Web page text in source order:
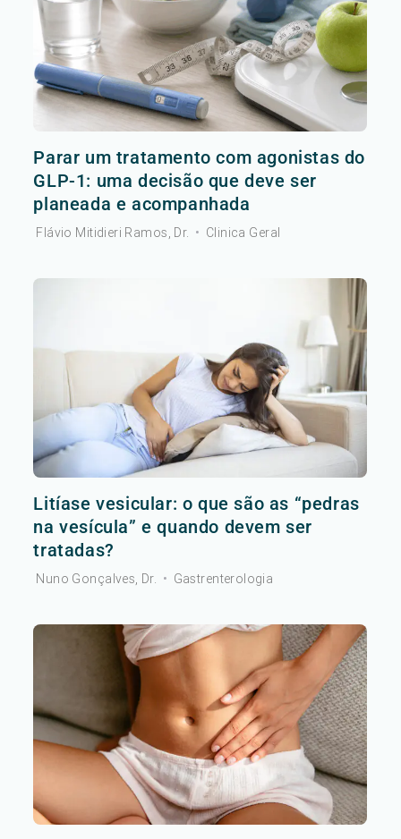
Parar um tratamento com agonistas do
GLP-1: uma decisão que deve ser
planeada e acompanhada
Flávio Mitidieri Ramos, Dr. • Clinica Geral
Litíase vesicular: o que são as “pedras
na vesícula” e quando devem ser
tratadas?
Nuno Gonçalves, Dr. • Gastrenterologia